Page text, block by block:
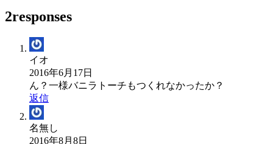
2responses
イオ
2016年6月17日
ん？一様バニラトーチもつくれなかったか？
返信
名無し
2016年8月8日